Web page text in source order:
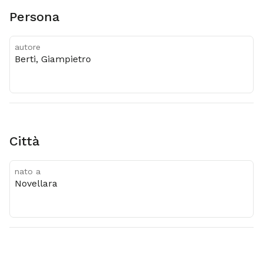
Persona
autore
Berti, Giampietro
città
nato a
Novellara